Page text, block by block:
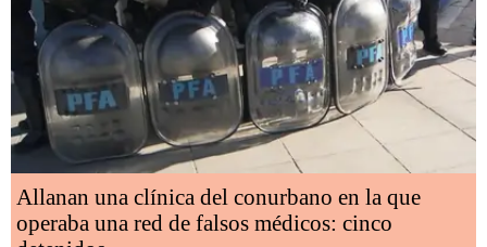
Allanan una clínica del conurbano en la que
operaba una red de falsos médicos: cinco